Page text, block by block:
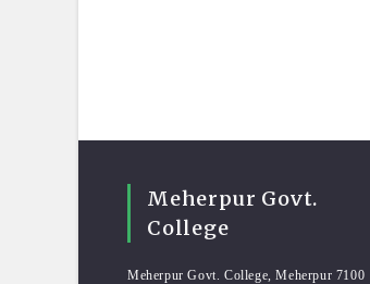
Meherpur Govt.
College
Meherpur Govt. College, Meherpur 7100